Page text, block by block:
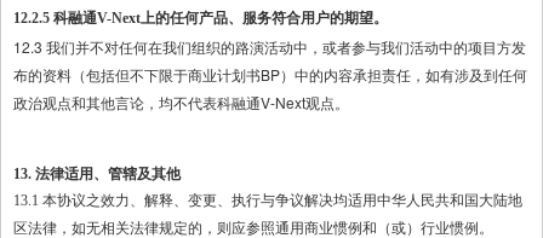
12.2.5 科融通V-Next上的任何产品、服务符合用户的期望。
12.3 我们并不对任何在我们组织的路演活动中，或者参与我们活动中的项目方发
布的资料（包括但不下限于商业计划书BP）中的内容承担责任，如有涉及到任何
政治观点和其他言论，均不代表科融通V-Next观点。
13. 法律适用、管辖及其他
13.1 本协议之效力、解释、变更、执行与争议解决均适用中华人民共和国大陆地
区法律，如无相关法律规定的，则应参照通用商业惯例和（或）行业惯例。